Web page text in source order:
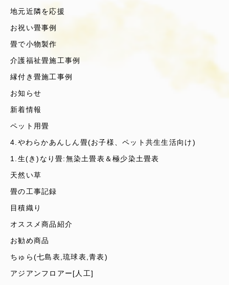
地元近隣を応援
お祝い畳事例
畳で小物製作
介護福祉畳施工事例
縁付き畳施工事例
お知らせ
新着情報
ペット用畳
4.やわらかあんしん畳(お子様、ペット共生生活向け)
1.生(き)なり畳:無染土畳表＆極少染土畳表
天然い草
畳の工事記録
目積織り
オススメ商品紹介
お勧め商品
ちゅら(七島表,琉球表,青表)
アジアンフロアー[人工]